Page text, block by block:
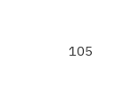
105